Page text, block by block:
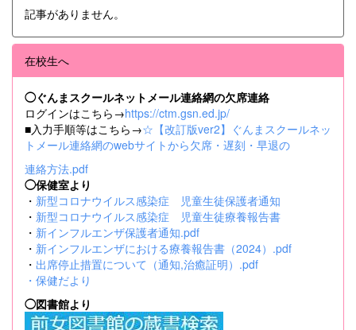
記事がありません。
在校生へ
◯ぐんまスクールネットメール連絡網の欠席連絡
ログインはこちら→https://ctm.gsn.ed.jp/
■入力手順等はこちら→☆【改訂版ver2】ぐんまスクールネッ
トメール連絡網のwebサイトから欠席・遅刻・早退の
連絡方法.pdf
◯保健室より
・ 新型コロナウイルス感染症 児童生徒保護者通知
・ 新型コロナウイルス感染症 児童生徒療養報告書
・ 新インフルエンザ保護者通知.pdf
・ 新インフルエンザにおける療養報告書（2024）.pdf
・ 出席停止措置について（通知,治癒証明）.pdf
・ 保健だより
◯図書館より